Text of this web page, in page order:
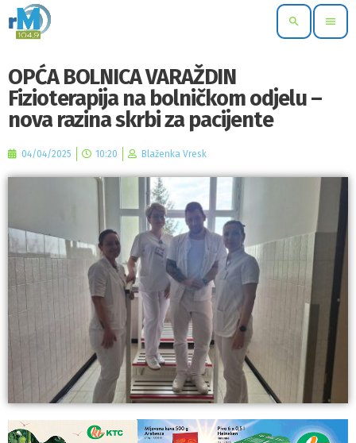
search menu
OPĆA BOLNICA VARAŽDIN
Fizioterapija na bolničkom odjelu –
nova razina skrbi za pacijente
04/04/2025 10:20 Blaženka Vresk